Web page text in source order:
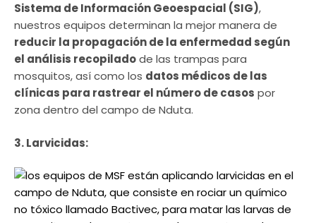
Sistema de Información Geoespacial (SIG),
nuestros equipos determinan la mejor manera de
reducir la propagación de la enfermedad según
el análisis recopiladode las trampas para
mosquitos, así como los datos médicos de las
clínicas para rastrear el número de casos por
zona dentro del campo de Nduta.
3. Larvicidas: